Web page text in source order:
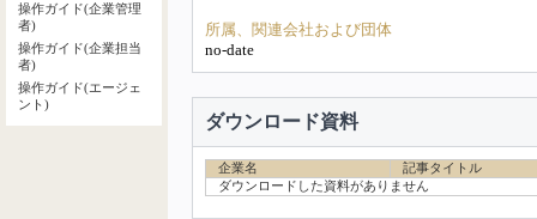
操作ガイド(企業管理
者)
操作ガイド(企業担当
者)
操作ガイド(エージェ
ント)
所属、関連会社および団体
no-date
ダウンロード資料
企業名
記事タイトル
ダウンロードした資料がありません